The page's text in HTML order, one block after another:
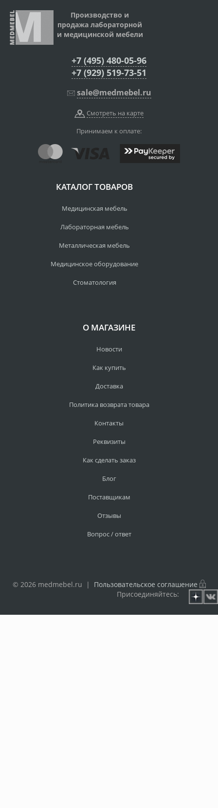
Производство и
продажа лабораторной
и медицинской мебели
+7 (495) 480-05-96
+7 (929) 519-73-51
sale@medmebel.ru
Смотреть на карте
Принимаем к оплате:
КАТАЛОГ ТОВАРОВ
Медицинская мебель
Лабораторная мебель
Металлическая мебель
Медицинское оборудование
Стоматология
О МАГАЗИНЕ
Новости
Как купить
Доставка
Политика возврата товара
Контакты
Реквизиты
Как сделать заказ
Блог
Поставщикам
Отзывы
Вопрос / ответ
© 2026 medmebel.ru | Пользовательское соглашение
Присоединяйтесь: